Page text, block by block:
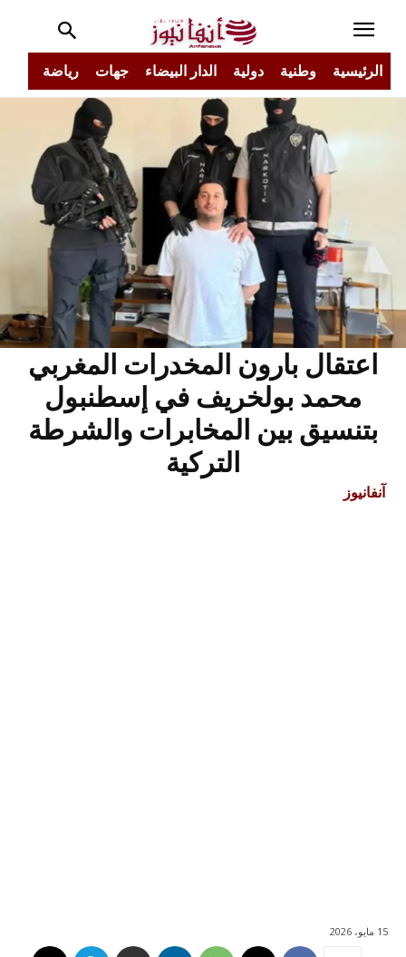
الرئيسية وطنية دولية الدار البيضاء جهات رياضة
اعتقال بارون المخدرات المغربي
محمد بولخريف في إسطنبول
بتنسيق بين المخابرات والشرطة
التركية
آنفانيوز
15 مايو، 2026